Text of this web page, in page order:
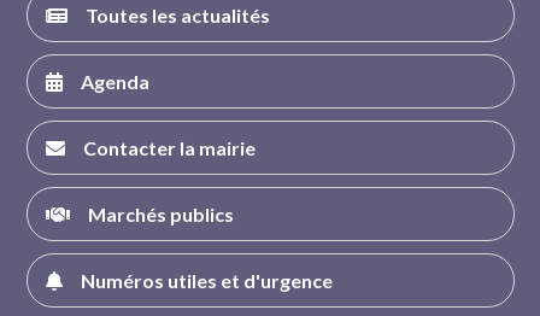
Toutes les actualités
Agenda
Contacter la mairie
Marchés publics
Numéros utiles et d'urgence